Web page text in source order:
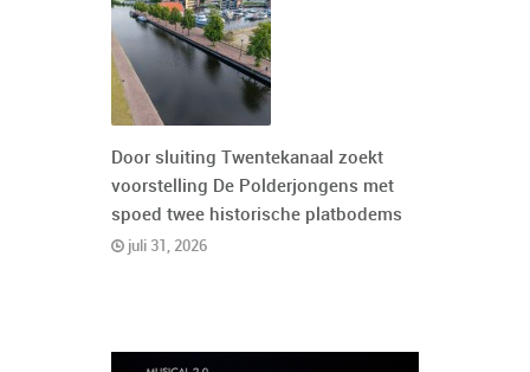
Door sluiting Twentekanaal zoekt
voorstelling De Polderjongens met
spoed twee historische platbodems
juli 31, 2026